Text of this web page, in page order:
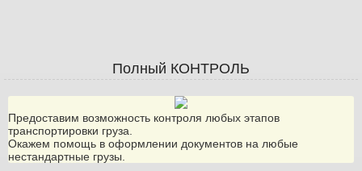
Полный КОНТРОЛЬ
Предоставим возможность контроля любых этапов
транспортировки груза.
Окажем помощь в оформлении документов на любые
нестандартные грузы.